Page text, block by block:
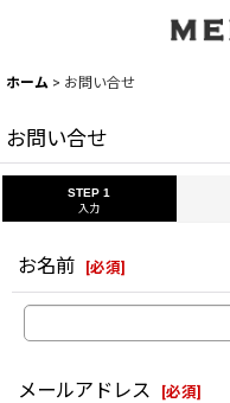
ホーム > お問い合せ
お問い合せ
STEP 1
入力
お名前 [必須]
メールアドレス [必須]